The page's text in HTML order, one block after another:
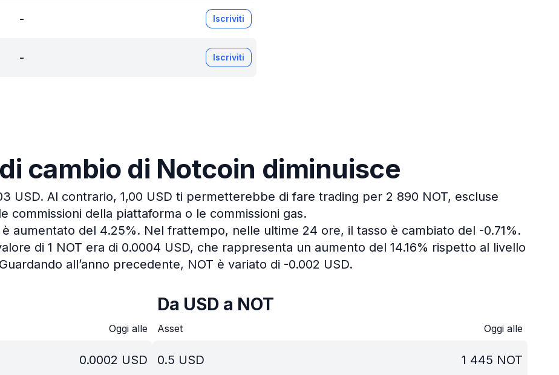
- Iscriviti
- Iscriviti
cambio di Notcoin diminuisce
USD. Al contrario, 1,00 USD ti permetterebbe di fare trading per 2 890 NOT, escluse
le commissioni della piattaforma o le commissioni gas.
aumentato del 4.25%. Nel frattempo, nelle ultime 24 ore, il tasso è cambiato del -0.71%.
di 1 NOT era di 0.0004 USD, che rappresenta un aumento del 14.16% rispetto al livello
Guardando all’anno precedente, NOT è variato di -0.002 USD.
Oggi alle
0.0002 USD
Da USD a NOT
Asset Oggi alle
0.5 USD 1 445 NOT